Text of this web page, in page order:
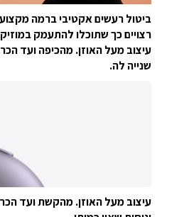
ביטול רעשים אקטיבי ברמה
רצויים כך שתוכלו להתעמק
עיצוב מעל האוזן. מהכיפה ועד
שנייה לה.
עיצוב מעל האוזן. מהקשת ועד